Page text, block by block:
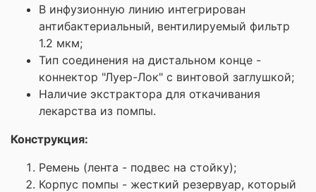
В инфузионную линию интегрирован
антибактериальный, вентилируемый фильтр
1.2 мкм;
Тип соединения на дистальном конце -
коннектор "Луер-Лок" с винтовой заглушкой;
Наличие экстрактора для откачивания
лекарства из помпы.
Конструкция:
Ремень (лента - подвес на стойку);
Корпус помпы - жесткий резервуар, который